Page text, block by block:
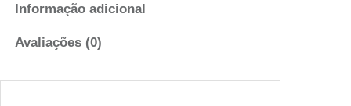
o
e
Informação adicional
Avaliações (0)